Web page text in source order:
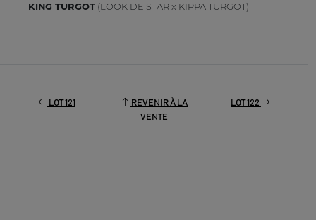
KING TURGOT(LOOK DE STAR x KIPPA TURGOT)
LOT 121
REVENIR À LA
VENTE
LOT 122